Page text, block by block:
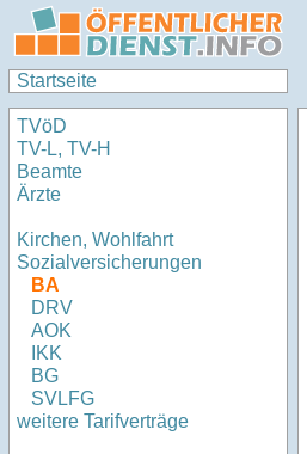
Startseite
TVöD
TV-L, TV-H
Beamte
Ärzte
Kirchen, Wohlfahrt
Sozialversicherungen
BA
DRV
AOK
IKK
BG
SVLFG
weitere Tarifverträge